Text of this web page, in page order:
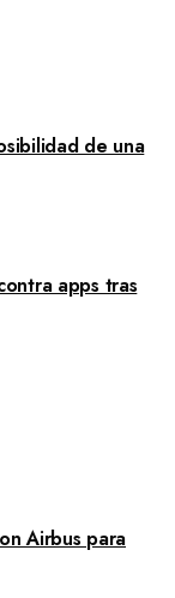
de una
apps tras
Airbus para